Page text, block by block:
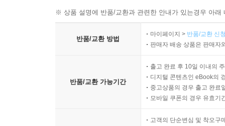
※ 상품 설명에 반품/교환과 관련한 안내가 있는경우 아
반품/교환 방법
마이페이지 > 반품/교환 신
판매자 배송 상품은 판매자
반품/교환 가능기간
출고 완료 후 10일 이내의
디지털 콘텐츠인 eBook의
중고상품의 경우 출고 완료
모바일 쿠폰의 경우 유효기
고객의 단순변심 및 착오구